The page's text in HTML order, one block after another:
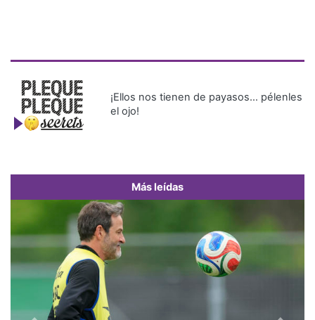
¡Ellos nos tienen de payasos… pélenles
el ojo!
Más leídas